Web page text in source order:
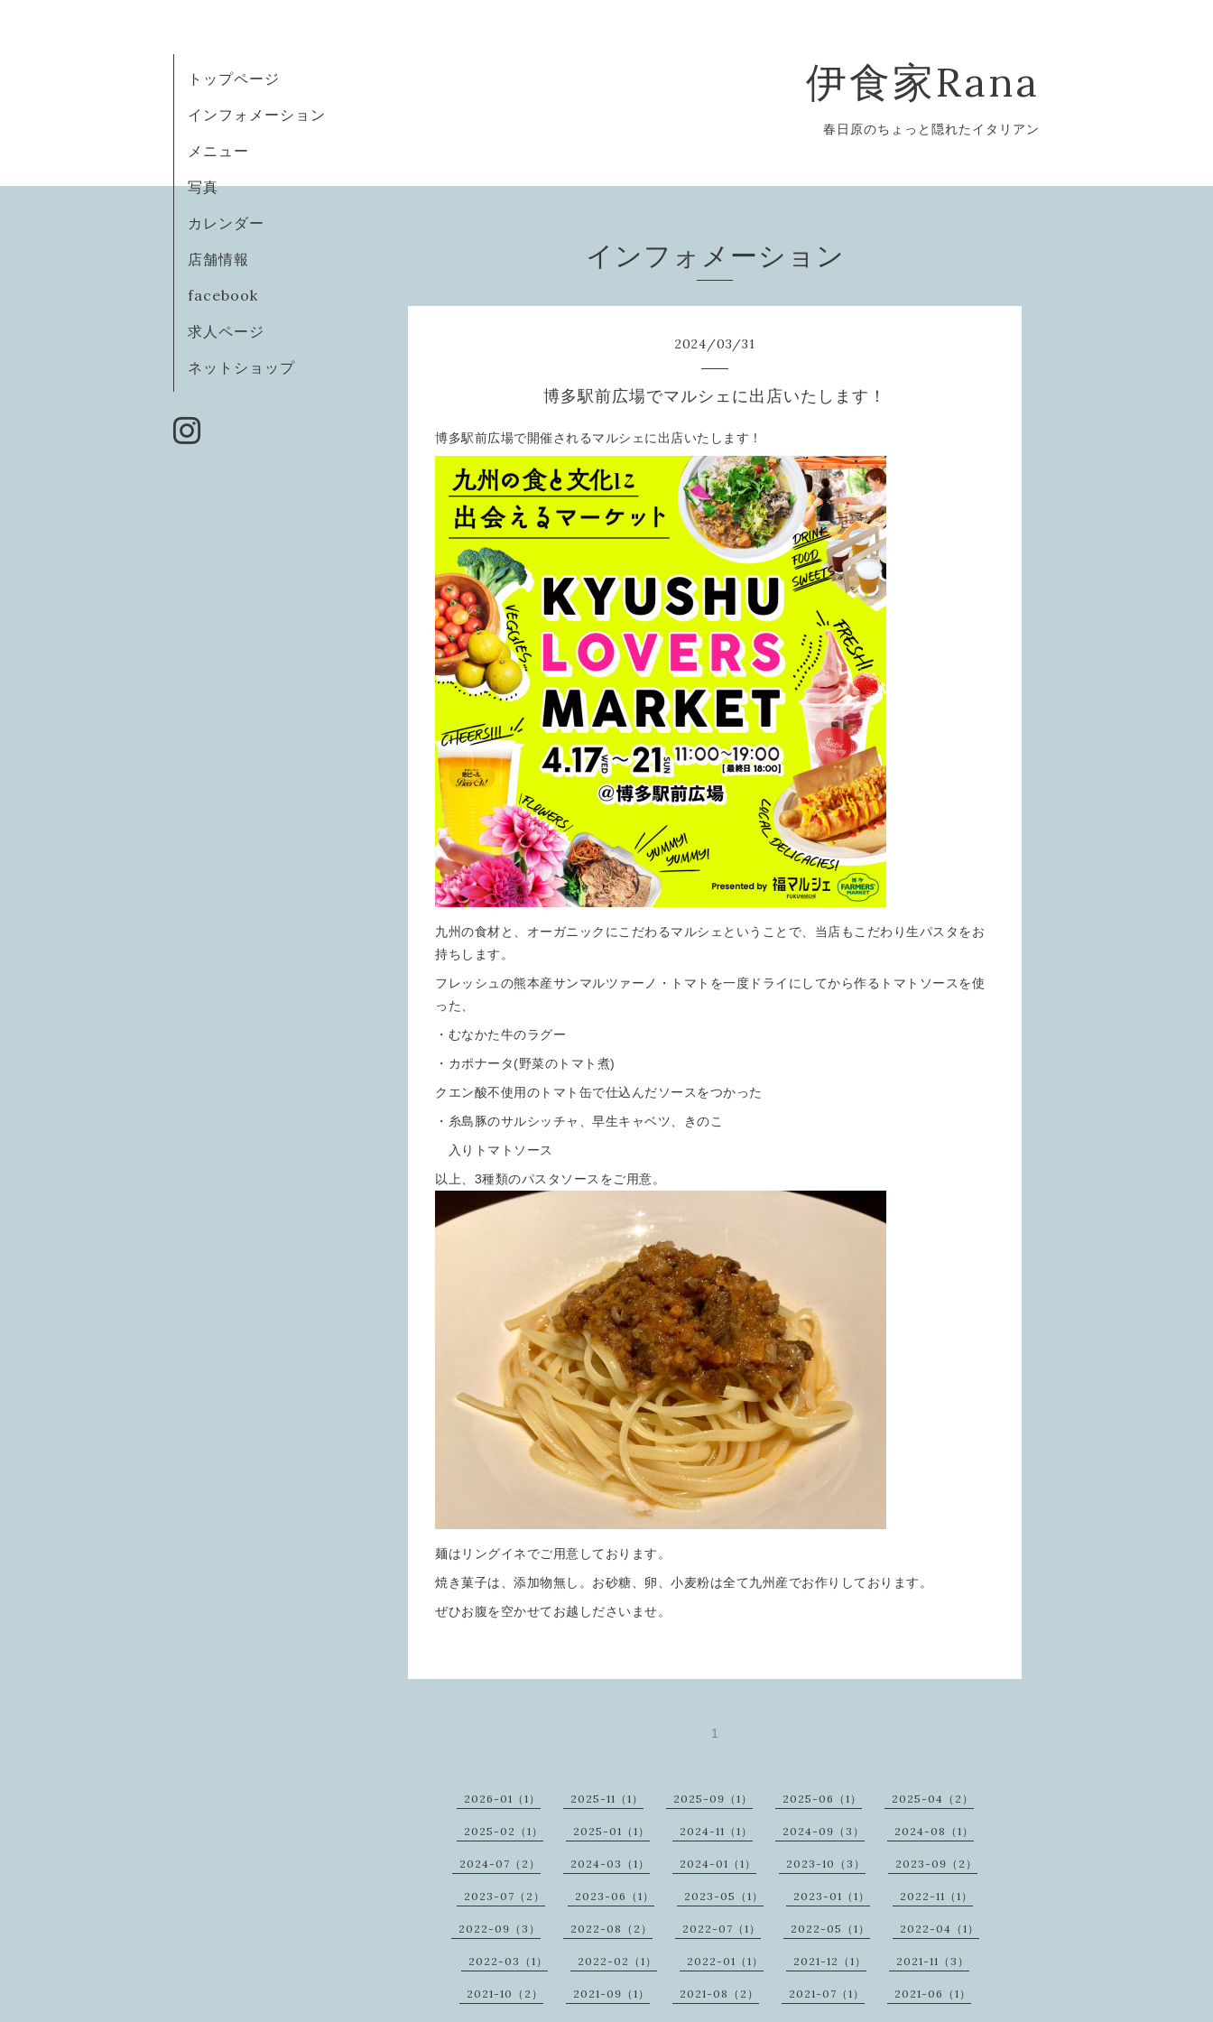
伊食家Rana
春日原のちょっと隠れたイタリアン
トップページ
インフォメーション
メニュー
写真
カレンダー
店舗情報
facebook
求人ページ
ネットショップ
インフォメーション
2024/03/31
博多駅前広場でマルシェに出店いたします！
博多駅前広場で開催されるマルシェに出店いたします！
九州の食材と、オーガニックにこだわるマルシェということで、当店もこだわり生パスタをお
持ちします。
フレッシュの熊本産サンマルツァーノ・トマトを一度ドライにしてから作るトマトソースを使
った、
・むなかた牛のラグー
・カポナータ(野菜のトマト煮)
クエン酸不使用のトマト缶で仕込んだソースをつかった
・糸島豚のサルシッチャ、早生キャベツ、きのこ
入りトマトソース
以上、3種類のパスタソースをご用意。
麺はリングイネでご用意しております。
焼き菓子は、添加物無し。お砂糖、卵、小麦粉は全て九州産でお作りしております。
ぜひお腹を空かせてお越しださいませ。
1
2026-01（1） 2025-11（1） 2025-09（1） 2025-06（1） 2025-04（2）
2025-02（1） 2025-01（1） 2024-11（1） 2024-09（3） 2024-08（1）
2024-07（2） 2024-03（1） 2024-01（1） 2023-10（3） 2023-09（2）
2023-07（2） 2023-06（1） 2023-05（1） 2023-01（1） 2022-11（1）
2022-09（3） 2022-08（2） 2022-07（1） 2022-05（1） 2022-04（1）
2022-03（1） 2022-02（1） 2022-01（1） 2021-12（1） 2021-11（3）
2021-10（2） 2021-09（1） 2021-08（2） 2021-07（1） 2021-06（1）